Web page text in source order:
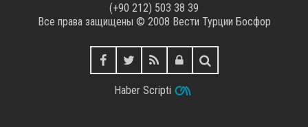
(+90 212) 503 38 39
Все права защищены © 2008 Вести Турции Босфор
Haber Scripti